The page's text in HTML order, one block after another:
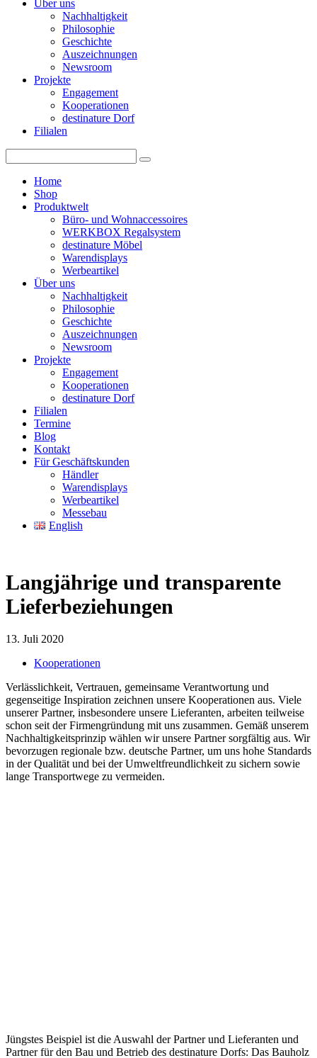
Über uns
Nachhaltigkeit
Philosophie
Geschichte
Auszeichnungen
Newsroom
Projekte
Engagement
Kooperationen
destinature Dorf
Filialen
Home
Shop
Produktwelt
Büro- und Wohnaccessoires
WERKBOX Regalsystem
destinature Möbel
Warendisplays
Werbeartikel
Über uns
Nachhaltigkeit
Philosophie
Geschichte
Auszeichnungen
Newsroom
Projekte
Engagement
Kooperationen
destinature Dorf
Filialen
Termine
Blog
Kontakt
Für Geschäftskunden
Händler
Warendisplays
Werbeartikel
Messebau
English
Langjährige und transparente
Lieferbeziehungen
13. Juli 2020
Kooperationen
Verlässlichkeit, Vertrauen, gemeinsame Verantwortung und
gegenseitige Inspiration zeichnen unsere Kooperationen aus. Viele
unserer Partner, insbesondere unsere Lieferanten, arbeiten teilweise
schon seit der Firmengründung mit uns zusammen. Gemäß unserem
Nachhaltigkeitsprinzip wählen wir unsere Partner sorgfältig aus. Wir
bevorzugen regionale bzw. deutsche Partner, um uns hohe Standards
in der Qualität und bei der Umweltfreundlichkeit zu sichern sowie
lange Transportwege zu vermeiden.
Jüngstes Beispiel ist die Auswahl der Partner und Lieferanten und
Partner für den Bau und Betrieb des destinature Dorfs: Das Bauholz